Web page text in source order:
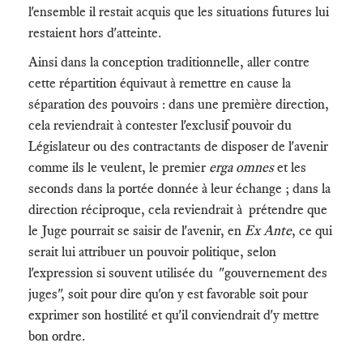
l'ensemble il restait acquis que les situations futures lui
restaient hors d'atteinte.
Ainsi dans la conception traditionnelle, aller contre
cette répartition équivaut à remettre en cause la
séparation des pouvoirs : dans une première direction,
cela reviendrait à contester l'exclusif pouvoir du
Législateur ou des contractants de disposer de l'avenir
comme ils le veulent, le premier erga omneset les
seconds dans la portée donnée à leur échange ; dans la
direction réciproque, cela reviendrait à prétendre que
le Juge pourrait se saisir de l'avenir, en Ex Ante, ce qui
serait lui attribuer un pouvoir politique, selon
l'expression si souvent utilisée du "gouvernement des
juges", soit pour dire qu'on y est favorable soit pour
exprimer son hostilité et qu'il conviendrait d'y mettre
bon ordre.